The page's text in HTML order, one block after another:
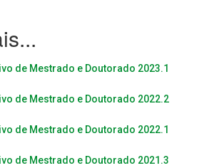
de Mestrado e Doutorado 2023.1
de Mestrado e Doutorado 2022.2
de Mestrado e Doutorado 2022.1
de Mestrado e Doutorado 2021.3